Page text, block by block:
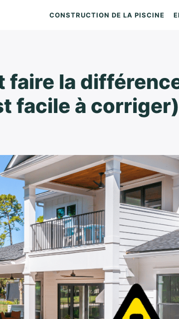
CONSTRUCTION DE LA PISCINE
faire la
facile à corriger)